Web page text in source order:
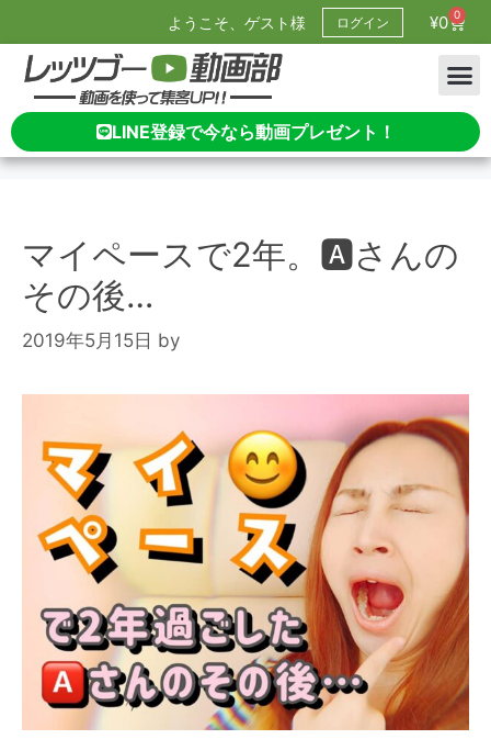
ようこそ、ゲスト様 ログイン ¥0 0
LINE登録で今なら動画プレゼント！
マイペースで2年。🅰️さんの
その後…
2019年5月15日 by